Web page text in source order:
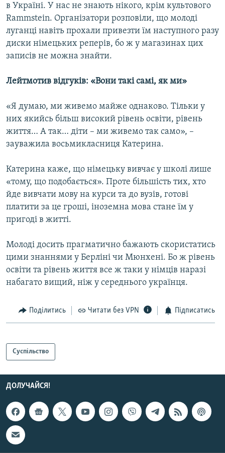
в Україні. У нас не знають нікого, крім культового
Rammstein. Організатори розповіли, що молоді
луганці навіть прохали привезти їм наступного разу
диски німецьких реперів, бо ж у магазинах цих
записів не можна знайти.
Лейтмотив відгуків: «Вони такі самі, як ми»
«Я думаю, ми живемо майже однаково. Тільки у
них якийсь більш високий рівень освіти, рівень
життя… А так… діти – ми живемо так само», –
зауважила восьмикласниця Катерина.
Катерина каже, що німецьку вивчає у школі лише
«тому, що подобається». Проте більшість тих, хто
йде вивчати мову на курси та до вузів, готові
платити за це гроші, іноземна мова стане їм у
пригоді в житті.
Молоді досить прагматично бажають скористатись
цими знаннями у Берліні чи Мюнхені. Бо ж рівень
освіти та рівень життя все ж таки у німців наразі
набагато вищий, ніж у середнього українця.
Поділитись Читати без VPN Підписатись
Суспільство
ДОЛУЧАЙСЯ!